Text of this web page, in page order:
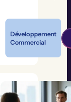
Développement
Commercial